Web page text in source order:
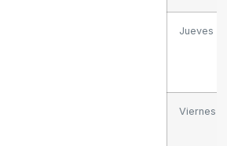
Jueves
Viernes